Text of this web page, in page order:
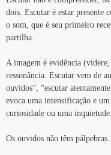
dois. Escutar é estar presente
o som, que é seu primeiro
partilha.
A imagem é evidência
ressonância. Escutar vem de
ouvidos”, “escutar
evoca uma intensificação e
curiosidade ou uma inquietude.
Os ouvidos não têm pálpebras.